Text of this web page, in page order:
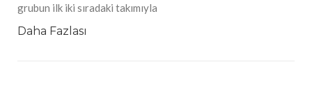
grubun ilk iki sıradaki takımıyla
Daha Fazlası